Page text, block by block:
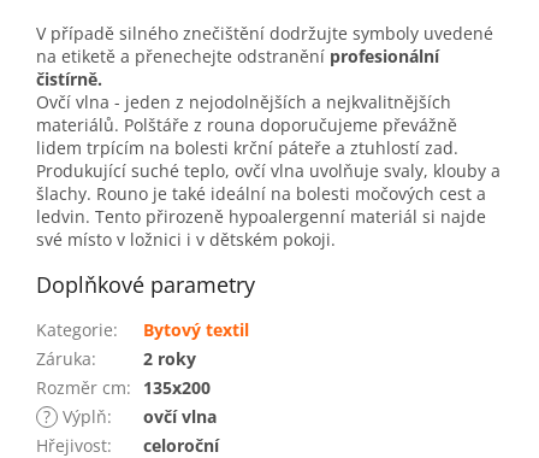
V případě silného znečištění dodržujte symboly uvedené
na etiketě a přenechejte odstranění profesionální
čistírně.
Ovčí vlna - jeden z nejodolnějších a nejkvalitnějších
materiálů. Polštáře z rouna doporučujeme převážně
lidem trpícím na bolesti krční páteře a ztuhlostí zad.
Produkující suché teplo, ovčí vlna uvolňuje svaly, klouby a
šlachy. Rouno je také ideální na bolesti močových cest a
ledvin. Tento přirozeně hypoalergenní materiál si najde
své místo v ložnici i v dětském pokoji.
Doplňkové parametry
Kategorie:
Bytový textil
Záruka:
2 roky
Rozměr cm:
135x200
? Výplň:
ovčí vlna
Hřejivost:
celoroční